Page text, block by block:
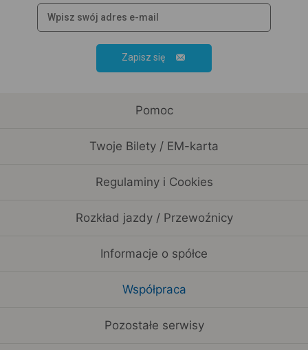
Zapisz się
Pomoc
Twoje Bilety / EM-karta
Regulaminy i Cookies
Rozkład jazdy / Przewoźnicy
Informacje o spółce
Współpraca
Pozostałe serwisy